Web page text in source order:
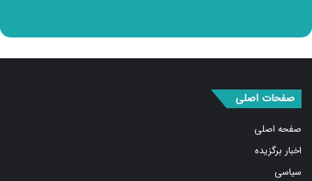
صفحات اصلی
صفحه اصلی
اخبار برگزیده
سیاسی